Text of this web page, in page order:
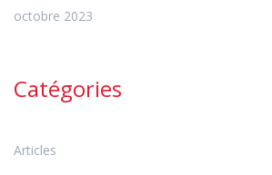
octobre 2023
Catégories
Articles